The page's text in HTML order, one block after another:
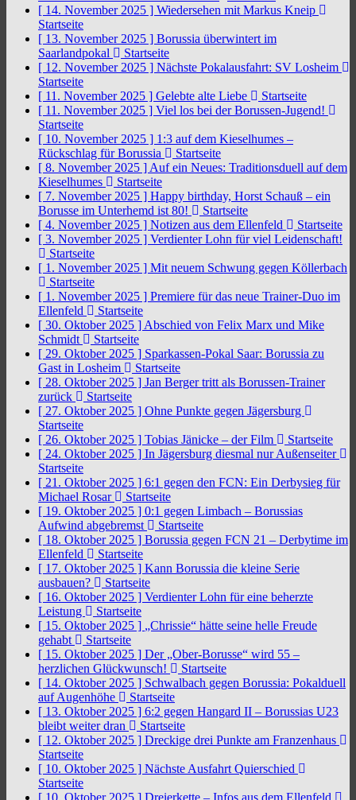
[ 14. November 2025 ] Wiedersehen mit Markus Kneip
Startseite
[ 13. November 2025 ] Borussia überwintert im
Saarlandpokal
Startseite
[ 12. November 2025 ] Nächste Pokalausfahrt: SV Losheim
Startseite
[ 11. November 2025 ] Gelebte alte Liebe
Startseite
[ 11. November 2025 ] Viel los bei der Borussen-Jugend!
Startseite
[ 10. November 2025 ] 1:3 auf dem Kieselhumes –
Rückschlag für Borussia
Startseite
[ 8. November 2025 ] Auf ein Neues: Traditionsduell auf dem
Kieselhumes
Startseite
[ 7. November 2025 ] Happy birthday, Horst Schauß – ein
Borusse im Unterhemd ist 80!
Startseite
[ 4. November 2025 ] Notizen aus dem Ellenfeld
Startseite
[ 3. November 2025 ] Verdienter Lohn für viel Leidenschaft!
Startseite
[ 1. November 2025 ] Mit neuem Schwung gegen Köllerbach
Startseite
[ 1. November 2025 ] Premiere für das neue Trainer-Duo im
Ellenfeld
Startseite
[ 30. Oktober 2025 ] Abschied von Felix Marx und Mike
Schmidt
Startseite
[ 29. Oktober 2025 ] Sparkassen-Pokal Saar: Borussia zu
Gast in Losheim
Startseite
[ 28. Oktober 2025 ] Jan Berger tritt als Borussen-Trainer
zurück
Startseite
[ 27. Oktober 2025 ] Ohne Punkte gegen Jägersburg
Startseite
[ 26. Oktober 2025 ] Tobias Jänicke – der Film
Startseite
[ 24. Oktober 2025 ] In Jägersburg diesmal nur Außenseiter
Startseite
[ 21. Oktober 2025 ] 6:1 gegen den FCN: Ein Derbysieg für
Michael Rosar
Startseite
[ 19. Oktober 2025 ] 0:1 gegen Limbach – Borussias
Aufwind abgebremst
Startseite
[ 18. Oktober 2025 ] Borussia gegen FCN 21 – Derbytime im
Ellenfeld
Startseite
[ 17. Oktober 2025 ] Kann Borussia die kleine Serie
ausbauen?
Startseite
[ 16. Oktober 2025 ] Verdienter Lohn für eine beherzte
Leistung
Startseite
[ 15. Oktober 2025 ] „Chrissie“ hätte seine helle Freude
gehabt
Startseite
[ 15. Oktober 2025 ] Der „Ober-Borusse“ wird 55 –
herzlichen Glückwunsch!
Startseite
[ 14. Oktober 2025 ] Schwalbach gegen Borussia: Pokalduell
auf Augenhöhe
Startseite
[ 13. Oktober 2025 ] 6:2 gegen Hangard II – Borussias U23
bleibt weiter dran
Startseite
[ 12. Oktober 2025 ] Dreckige drei Punkte am Franzenhaus
Startseite
[ 10. Oktober 2025 ] Nächste Ausfahrt Quierschied
Startseite
[ 10. Oktober 2025 ] Dreierkette – Infos aus dem Ellenfeld